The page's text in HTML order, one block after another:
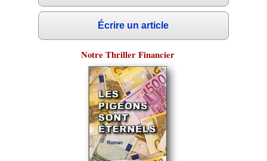
Écrire un article
Notre Thriller Financier